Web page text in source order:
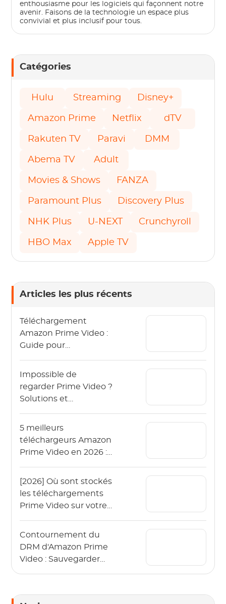
enthousiasme pour les logiciels qui façonnent notre
avenir. Faisons de la technologie un espace plus
convivial et plus inclusif pour tous.
Catégories
Hulu Streaming Disney+
Amazon Prime Netflix dTV
Rakuten TV Paravi DMM
Abema TV Adult
Movies & Shows FANZA
Paramount Plus Discovery Plus
NHK Plus U-NEXT Crunchyroll
HBO Max Apple TV
Articles les plus récents
Téléchargement
Amazon Prime Video :
Guide pour
Amazon Prime
Impossible de
regarder Prime Video ?
Solutions et
5 meilleurs
téléchargeurs Amazon
Prime Video en 2026 :
[2026] Où sont stockés
les téléchargements
Prime Video sur votre
Contournement du
DRM d'Amazon Prime
Video : Sauvegarder